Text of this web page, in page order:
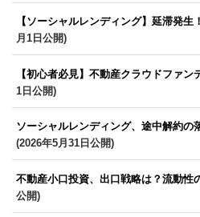
【ソーシャルレンディング】延滞発生
月1日公開)
【初心者必見】不動産クラウドファン
1日公開)
ソーシャルレンディング、途中解約の
(2026年5月31日公開)
不動産小口投資、出口戦略は？流動性
公開)